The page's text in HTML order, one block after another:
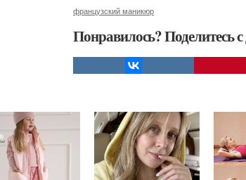
французский маникюр
Понравилось? Поделитесь